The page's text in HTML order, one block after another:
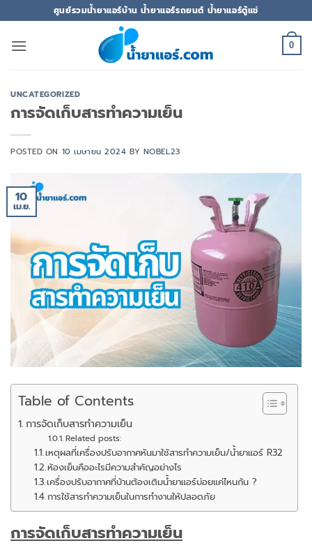
ไป
ยัง
ศูนย์รวมน้ำยาแอร์บ้าน น้ำยาแอร์รถยนต์ น้ำยาแอร์ตู้แช่
0
UNCATEGORIZED
การจัดเก็บสารทำความเย็น
POSTED ON 10 เมษายน 2024 BY NOBEL23
10
เม.ย.
Table of Contents
การจัดเก็บสารทำความเย็น
Related posts:
เหตุผลที่เครื่องปรับอากาศหันมาใช้สารทำความเย็น/น้ำยาแอร์ R32
ห้องเย็นคืออะไรมีความสำคัญอย่างไร
เครื่องปรับอากาศที่บ้านต้องเติมน้ำยาแอร์บ่อยแค่ไหนกัน ?
การใช้สารทำความเย็นในการทำงานให้ปลอดภัย
การจัดเก็บสารทำความเย็น